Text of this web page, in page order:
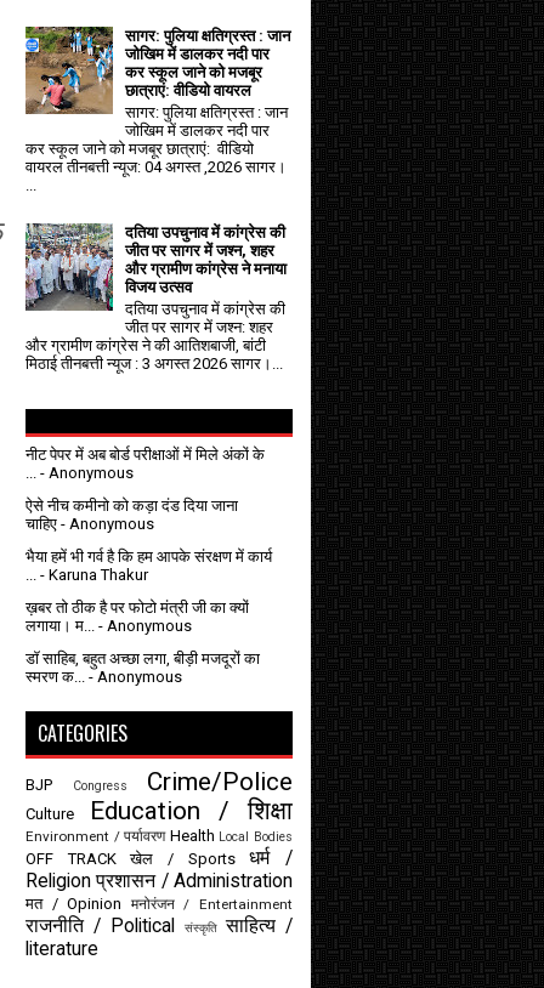
सागर: पुलिया क्षतिग्रस्त : जान
जोखिम में डालकर नदी पार
कर स्कूल जाने को मजबूर
छात्राएं: वीडियो वायरल
सागर: पुलिया क्षतिग्रस्त : जान
जोखिम में डालकर नदी पार
कर स्कूल जाने को मजबूर छात्राएं: वीडियो
वायरल तीनबत्ती न्यूज: 04 अगस्त ,2026 सागर।
...
दतिया उपचुनाव में कांग्रेस की
जीत पर सागर में जश्न, शहर
और ग्रामीण कांग्रेस ने मनाया
विजय उत्सव
दतिया उपचुनाव में कांग्रेस की
जीत पर सागर में जश्न: शहर
और ग्रामीण कांग्रेस ने की आतिशबाजी, बांटी
मिठाई तीनबत्ती न्यूज : 3 अगस्त 2026 सागर।...
नीट पेपर में अब बोर्ड परीक्षाओं में मिले अंकों के
- Anonymous
ऐसे नीच कमीनो को कड़ा दंड दिया जाना
चाहिए - Anonymous
भैया हमें भी गर्व है कि हम आपके संरक्षण में कार्य
- Karuna Thakur
ख़बर तो ठीक है पर फोटो मंत्री जी का क्यों
लगाया। म...
- Anonymous
डॉ साहिब, बहुत अच्छा लगा, बीड़ी मजदूरों का
स्मरण क...
- Anonymous
CATEGORIES
BJP Congress Crime/Police
Culture Education / शिक्षा
Environment / पर्यावरण Health Local Bodies
OFF TRACK खेल / Sports
धर्म /
Religion प्रशासन / Administration
मत / Opinion मनोरंजन / Entertainment
राजनीति / Political संस्कृति साहित्य /
literature